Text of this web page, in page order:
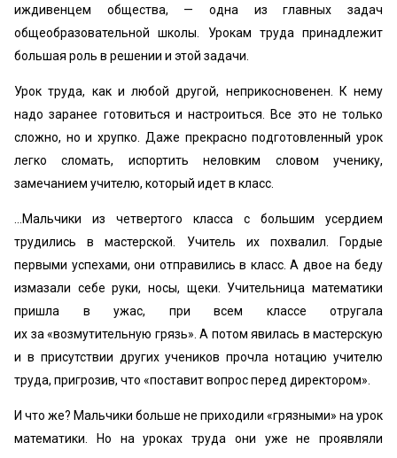
иждивенцем общества, — одна из главных задач
общеобразовательной школы. Урокам труда принадлежит
большая роль в решении и этой задачи.
Урок труда, как и любой другой, неприкосновенен. К нему
надо заранее готовиться и настроиться. Все это не только
сложно, но и хрупко. Даже прекрасно подготовленный урок
легко сломать, испортить неловким словом ученику,
замечанием учителю, который идет в класс.
…Мальчики из четвертого класса с большим усердием
трудились в мастерской. Учитель их похвалил. Гордые
первыми успехами, они отправились в класс. А двое на беду
измазали себе руки, носы, щеки. Учительница математики
пришла в ужас, при всем классе отругала
их за «возмутительную грязь». А потом явилась в мастерскую
и в присутствии других учеников прочла нотацию учителю
труда, пригрозив, что «поставит вопрос перед директором».
И что же? Мальчики больше не приходили «грязными» на урок
математики. Но на уроках труда они уже не проявляли